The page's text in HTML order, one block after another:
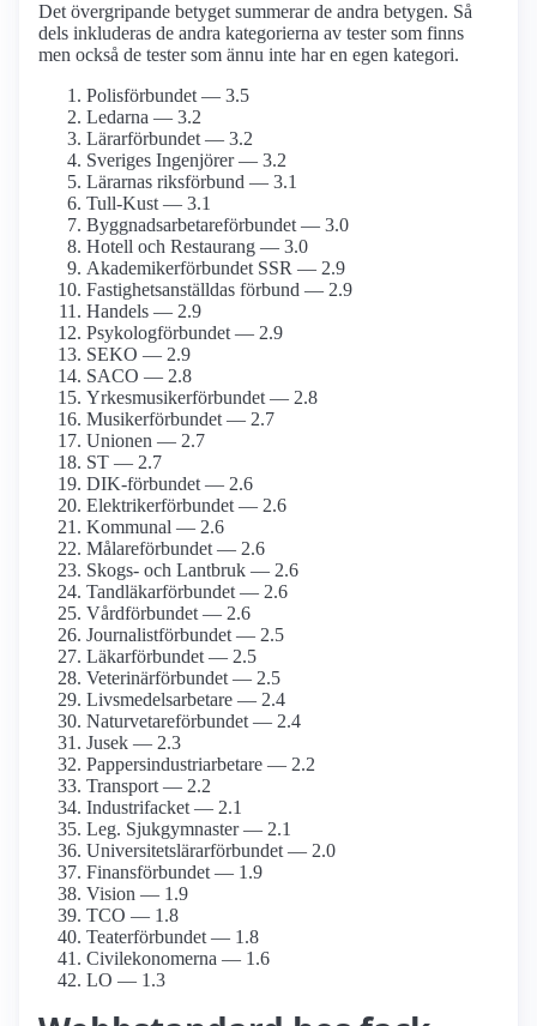
Det övergripande betyget summerar de andra betygen. Så
dels inkluderas de andra kategorierna av tester som finns
men också de tester som ännu inte har en egen kategori.
Polisförbundet — 3.5
Ledarna — 3.2
Lärarförbundet — 3.2
Sveriges Ingenjörer — 3.2
Lärarnas riksförbund — 3.1
Tull-Kust — 3.1
Byggnadsarbetare­förbundet — 3.0
Hotell och Restaurang — 3.0
Akademiker­förbundet SSR — 2.9
Fastighets­anställdas förbund — 2.9
Handels — 2.9
Psykolog­förbundet — 2.9
SEKO — 2.9
SACO — 2.8
Yrkesmusiker­förbundet — 2.8
Musiker­förbundet — 2.7
Unionen — 2.7
ST — 2.7
DIK-förbundet — 2.6
Elektriker­förbundet — 2.6
Kommunal — 2.6
Målare­förbundet — 2.6
Skogs- och Lantbruk — 2.6
Tandläkar­förbundet — 2.6
Vårdförbundet — 2.6
Journalist­förbundet — 2.5
Läkarförbundet — 2.5
Veterinärförbundet — 2.5
Livsmedels­arbetare — 2.4
Naturvetare­förbundet — 2.4
Jusek — 2.3
Pappersindustri­arbetare — 2.2
Transport — 2.2
Industrifacket — 2.1
Leg. Sjukgymnaster — 2.1
Universitetslärar­förbundet — 2.0
Finans­förbundet — 1.9
Vision — 1.9
TCO — 1.8
Teater­förbundet — 1.8
Civil­ekonomerna — 1.6
LO — 1.3